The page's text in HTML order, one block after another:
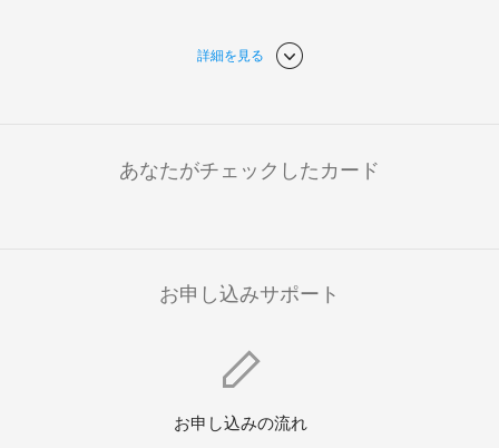
詳細を見る
あなたがチェックしたカード
お申し込みサポート
お申し込みの流れ